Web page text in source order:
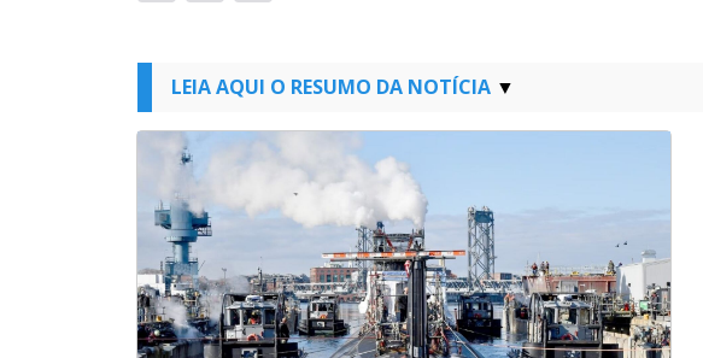
LEIA AQUI O RESUMO DA NOTÍCIA